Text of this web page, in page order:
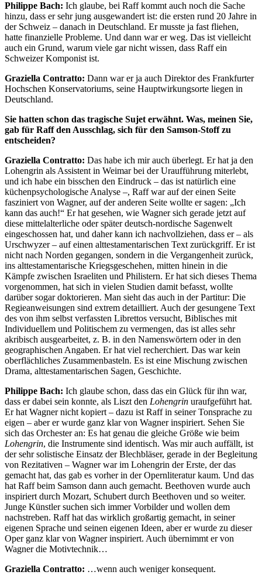
Philippe Bach: Ich glaube, bei Raff kommt auch noch die Sache
hinzu, dass er sehr jung ausgewandert ist: die ersten rund 20 Jahre in
der Schweiz – danach in Deutschland. Er musste ja fast fliehen,
hatte finanzielle Probleme. Und dann war er weg. Das ist vielleicht
auch ein Grund, warum viele gar nicht wissen, dass Raff ein
Schweizer Komponist ist.
Graziella Contratto: Dann war er ja auch Direktor des Frankfurter
Hochschen Konservatoriums, seine Hauptwirkungsorte liegen in
Deutschland.
Sie hatten schon das tragische Sujet erwähnt. Was, meinen Sie,
gab für Raff den Ausschlag, sich für den Samson-Stoff zu
entscheiden?
Graziella Contratto: Das habe ich mir auch überlegt. Er hat ja den
Lohengrin als Assistent in Weimar bei der Uraufführung miterlebt,
und ich habe ein bisschen den Eindruck – das ist natürlich eine
küchenpsychologische Analyse –, Raff war auf der einen Seite
fasziniert von Wagner, auf der anderen Seite wollte er sagen: „Ich
kann das auch!“ Er hat gesehen, wie Wagner sich gerade jetzt auf
diese mittelalterliche oder später deutsch-nordische Sagenwelt
eingeschossen hat, und daher kann ich nachvollziehen, dass er – als
Urschwyzer – auf einen alttestamentarischen Text zurückgriff. Er ist
nicht nach Norden gegangen, sondern in die Vergangenheit zurück,
ins alttestamentarische Kriegsgeschehen, mitten hinein in die
Kämpfe zwischen Israeliten und Philistern. Er hat sich dieses Thema
vorgenommen, hat sich in vielen Studien damit befasst, wollte
darüber sogar doktorieren. Man sieht das auch in der Partitur: Die
Regieanweisungen sind extrem detailliert. Auch der gesungene Text
des von ihm selbst verfassten Librettos versucht, Biblisches mit
Individuellem und Politischem zu vermengen, das ist alles sehr
akribisch ausgearbeitet, z. B. in den Namenswörtern oder in den
geographischen Angaben. Er hat viel recherchiert. Das war kein
oberflächliches Zusammenbasteln. Es ist eine Mischung zwischen
Drama, alttestamentarischen Sagen, Geschichte.
Philippe Bach: Ich glaube schon, dass das ein Glück für ihn war,
dass er dabei sein konnte, als Liszt den Lohengrin uraufgeführt hat.
Er hat Wagner nicht kopiert – dazu ist Raff in seiner Tonsprache zu
eigen – aber er wurde ganz klar von Wagner inspiriert. Sehen Sie
sich das Orchester an: Es hat genau die gleiche Größe wie beim
Lohengrin, die Instrumente sind identisch. Was mir auch auffällt, ist
der sehr solistische Einsatz der Blechbläser, gerade in der Begleitung
von Rezitativen – Wagner war im Lohengrin der Erste, der das
gemacht hat, das gab es vorher in der Opernliteratur kaum. Und das
hat Raff beim Samson dann auch gemacht. Beethoven wurde auch
inspiriert durch Mozart, Schubert durch Beethoven und so weiter.
Junge Künstler suchen sich immer Vorbilder und wollen dem
nachstreben. Raff hat das wirklich großartig gemacht, in seiner
eigenen Sprache und seinen eigenen Ideen, aber er wurde zu dieser
Oper ganz klar von Wagner inspiriert. Auch übernimmt er von
Wagner die Motivtechnik…
Graziella Contratto: …wenn auch weniger konsequent.